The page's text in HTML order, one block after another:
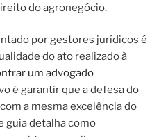
do agronegócio.
por gestores jurídicos é
do ato realizado à
um advogado
é garantir que a defesa do
a mesma excelência do
guia detalha como